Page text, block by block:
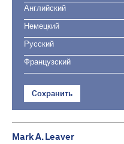
Английский
Немецкий
Русский
Французский
Сохранить
Mark A. Leaver